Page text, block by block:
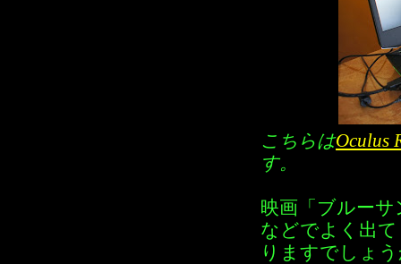
こちらはOculus
す。
映画「ブルー
などでよく出
りますでしょ